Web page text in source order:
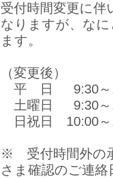
受付時間変更に
なりますが、な
ます。
（変更後）
平 日 9:30～
土曜日 9:30～
日祝日 10:00～
※ 受付時間外の
さま確認のご連